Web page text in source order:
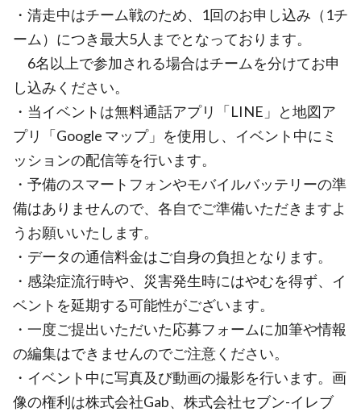
・清走中はチーム戦のため、1回のお申し込み（1チ
ーム）につき最大5人までとなっております。
6名以上で参加される場合はチームを分けてお申
し込みください。
・当イベントは無料通話アプリ「LINE」と地図ア
プリ「Google マップ」を使用し、イベント中にミ
ッションの配信等を行います。
・予備のスマートフォンやモバイルバッテリーの準
備はありませんので、各自でご準備いただきますよ
うお願いいたします。
・データの通信料金はご自身の負担となります。
・感染症流行時や、災害発生時にはやむを得ず、イ
ベントを延期する可能性がございます。
・一度ご提出いただいた応募フォームに加筆や情報
の編集はできませんのでご注意ください。
・イベント中に写真及び動画の撮影を行います。画
像の権利は株式会社Gab、株式会社セブン-イレブ